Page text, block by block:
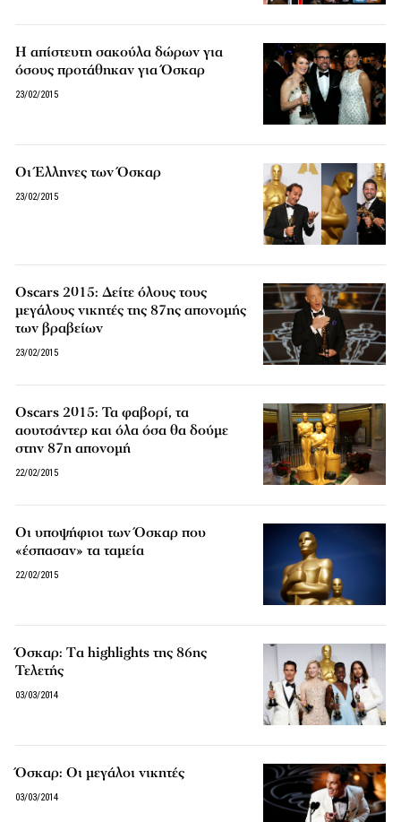
Η απίστευτη σακούλα δώρων για
όσους προτάθηκαν για Όσκαρ
23/02/2015
Οι Έλληνες των Όσκαρ
23/02/2015
Oscars 2015: Δείτε όλους τους
μεγάλους νικητές της 87ης απονομής
των βραβείων
23/02/2015
Oscars 2015: Τα φαβορί, τα
αουτσάντερ και όλα όσα θα δούμε
στην 87η απονομή
22/02/2015
Οι υποψήφιοι των Όσκαρ που
«έσπασαν» τα ταμεία
22/02/2015
Όσκαρ: Tα highlights της 86ης
Τελετής
03/03/2014
Όσκαρ: Οι μεγάλοι νικητές
03/03/2014